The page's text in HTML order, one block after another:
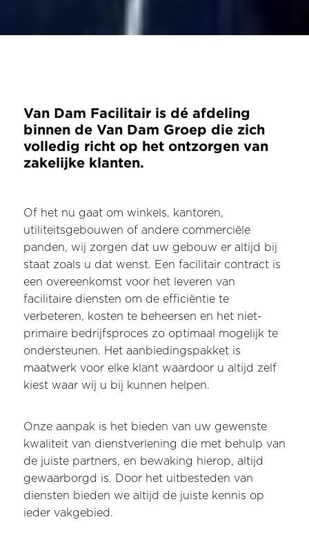
Van Dam Facilitair is dé afdeling
binnen de Van Dam Groep die zich
volledig richt op het ontzorgen van
zakelijke klanten.
Of het nu gaat om winkels, kantoren,
utiliteitsgebouwen of andere commerciële
panden, wij zorgen dat uw gebouw er altijd bij
staat zoals u dat wenst. Een facilitair contract is
een overeenkomst voor het leveren van
facilitaire diensten om de efficiëntie te
verbeteren, kosten te beheersen en het niet-
primaire bedrijfsproces zo optimaal mogelijk te
ondersteunen. Het aanbiedingspakket is
maatwerk voor elke klant waardoor u altijd zelf
kiest waar wij u bij kunnen helpen.
Onze aanpak is het bieden van uw gewenste
kwaliteit van dienstverlening die met behulp van
de juiste partners, en bewaking hierop, altijd
gewaarborgd is. Door het uitbesteden van
diensten bieden we altijd de juiste kennis op
ieder vakgebied.